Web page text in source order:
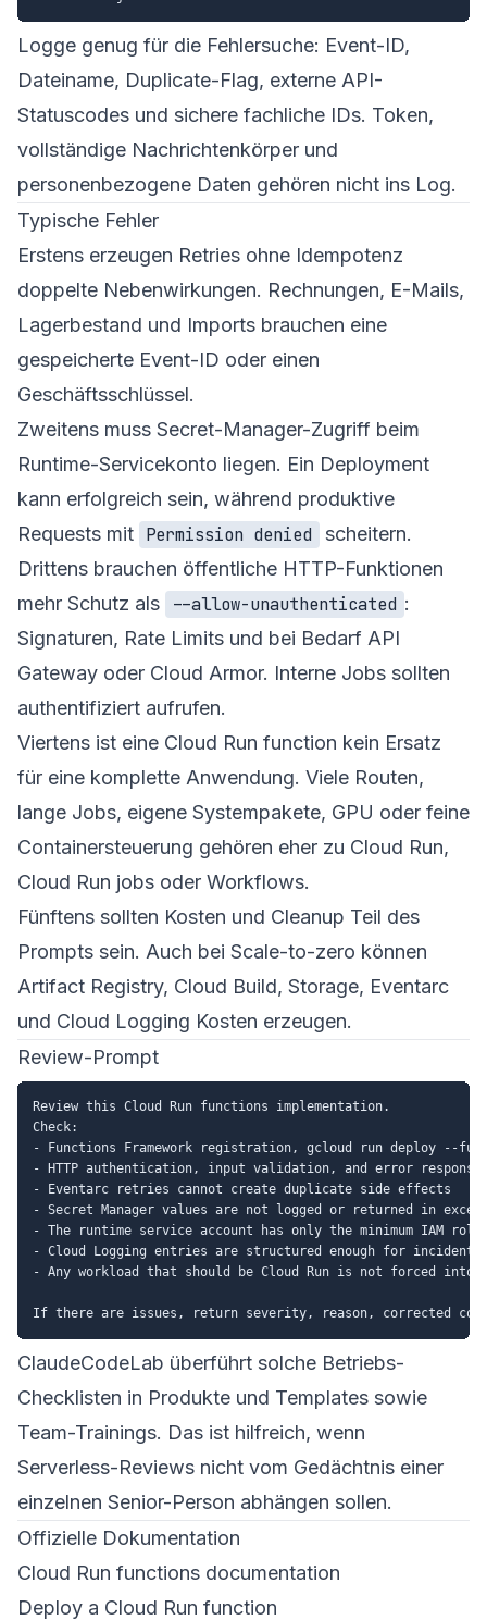
Logge genug für die Fehlersuche: Event-ID,
Dateiname, Duplicate-Flag, externe API-
Statuscodes und sichere fachliche IDs. Token,
vollständige Nachrichtenkörper und
personenbezogene Daten gehören nicht ins Log.
Typische Fehler
Erstens erzeugen Retries ohne Idempotenz
doppelte Nebenwirkungen. Rechnungen, E-Mails,
Lagerbestand und Imports brauchen eine
gespeicherte Event-ID oder einen
Geschäftsschlüssel.
Zweitens muss Secret-Manager-Zugriff beim
Runtime-Servicekonto liegen. Ein Deployment
kann erfolgreich sein, während produktive
Requests mit Permission denied
scheitern.
Drittens brauchen öffentliche HTTP-Funktionen
mehr Schutz als
--allow-unauthenticated :
Signaturen, Rate Limits und bei Bedarf API
Gateway oder Cloud Armor. Interne Jobs sollten
authentifiziert aufrufen.
Viertens ist eine Cloud Run function kein Ersatz
für eine komplette Anwendung. Viele Routen,
lange Jobs, eigene Systempakete, GPU oder feine
Containersteuerung gehören eher zu Cloud Run,
Cloud Run jobs oder Workflows.
Fünftens sollten Kosten und Cleanup Teil des
Prompts sein. Auch bei Scale-to-zero können
Artifact Registry, Cloud Build, Storage, Eventarc
und Cloud Logging Kosten erzeugen.
Review-Prompt
Review this Cloud Run functions implementation.
Check:
- Functions Framework registration, gcloud run deploy --
- HTTP authentication, input validation, and error
- Eventarc retries cannot create duplicate side effects
- Secret Manager values are not logged or returned in
- The runtime service account has only the minimum IAM
- Cloud Logging entries are structured enough for incident
- Any workload that should be Cloud Run is not forced into
ClaudeCodeLab überführt solche Betriebs-
Checklisten in Produkte und Templates sowie
Team-Trainings. Das ist hilfreich, wenn
Serverless-Reviews nicht vom Gedächtnis einer
einzelnen Senior-Person abhängen sollen.
Offizielle Dokumentation
Cloud Run functions documentation
Deploy a Cloud Run function